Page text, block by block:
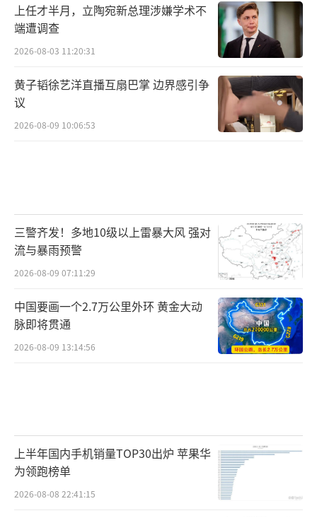
上任才半月，立陶宛新总理涉嫌学术不
端遭调查
2026-08-03 11:20:31
黄子韬徐艺洋直播互扇巴掌 边界感引争
议
2026-08-09 10:06:53
三警齐发！多地10级以上雷暴大风 强对
流与暴雨预警
2026-08-09 07:11:29
中国要画一个2.7万公里外环 黄金大动
脉即将贯通
2026-08-09 13:14:56
上半年国内手机销量TOP30出炉 苹果华
为领跑榜单
2026-08-08 22:41:15